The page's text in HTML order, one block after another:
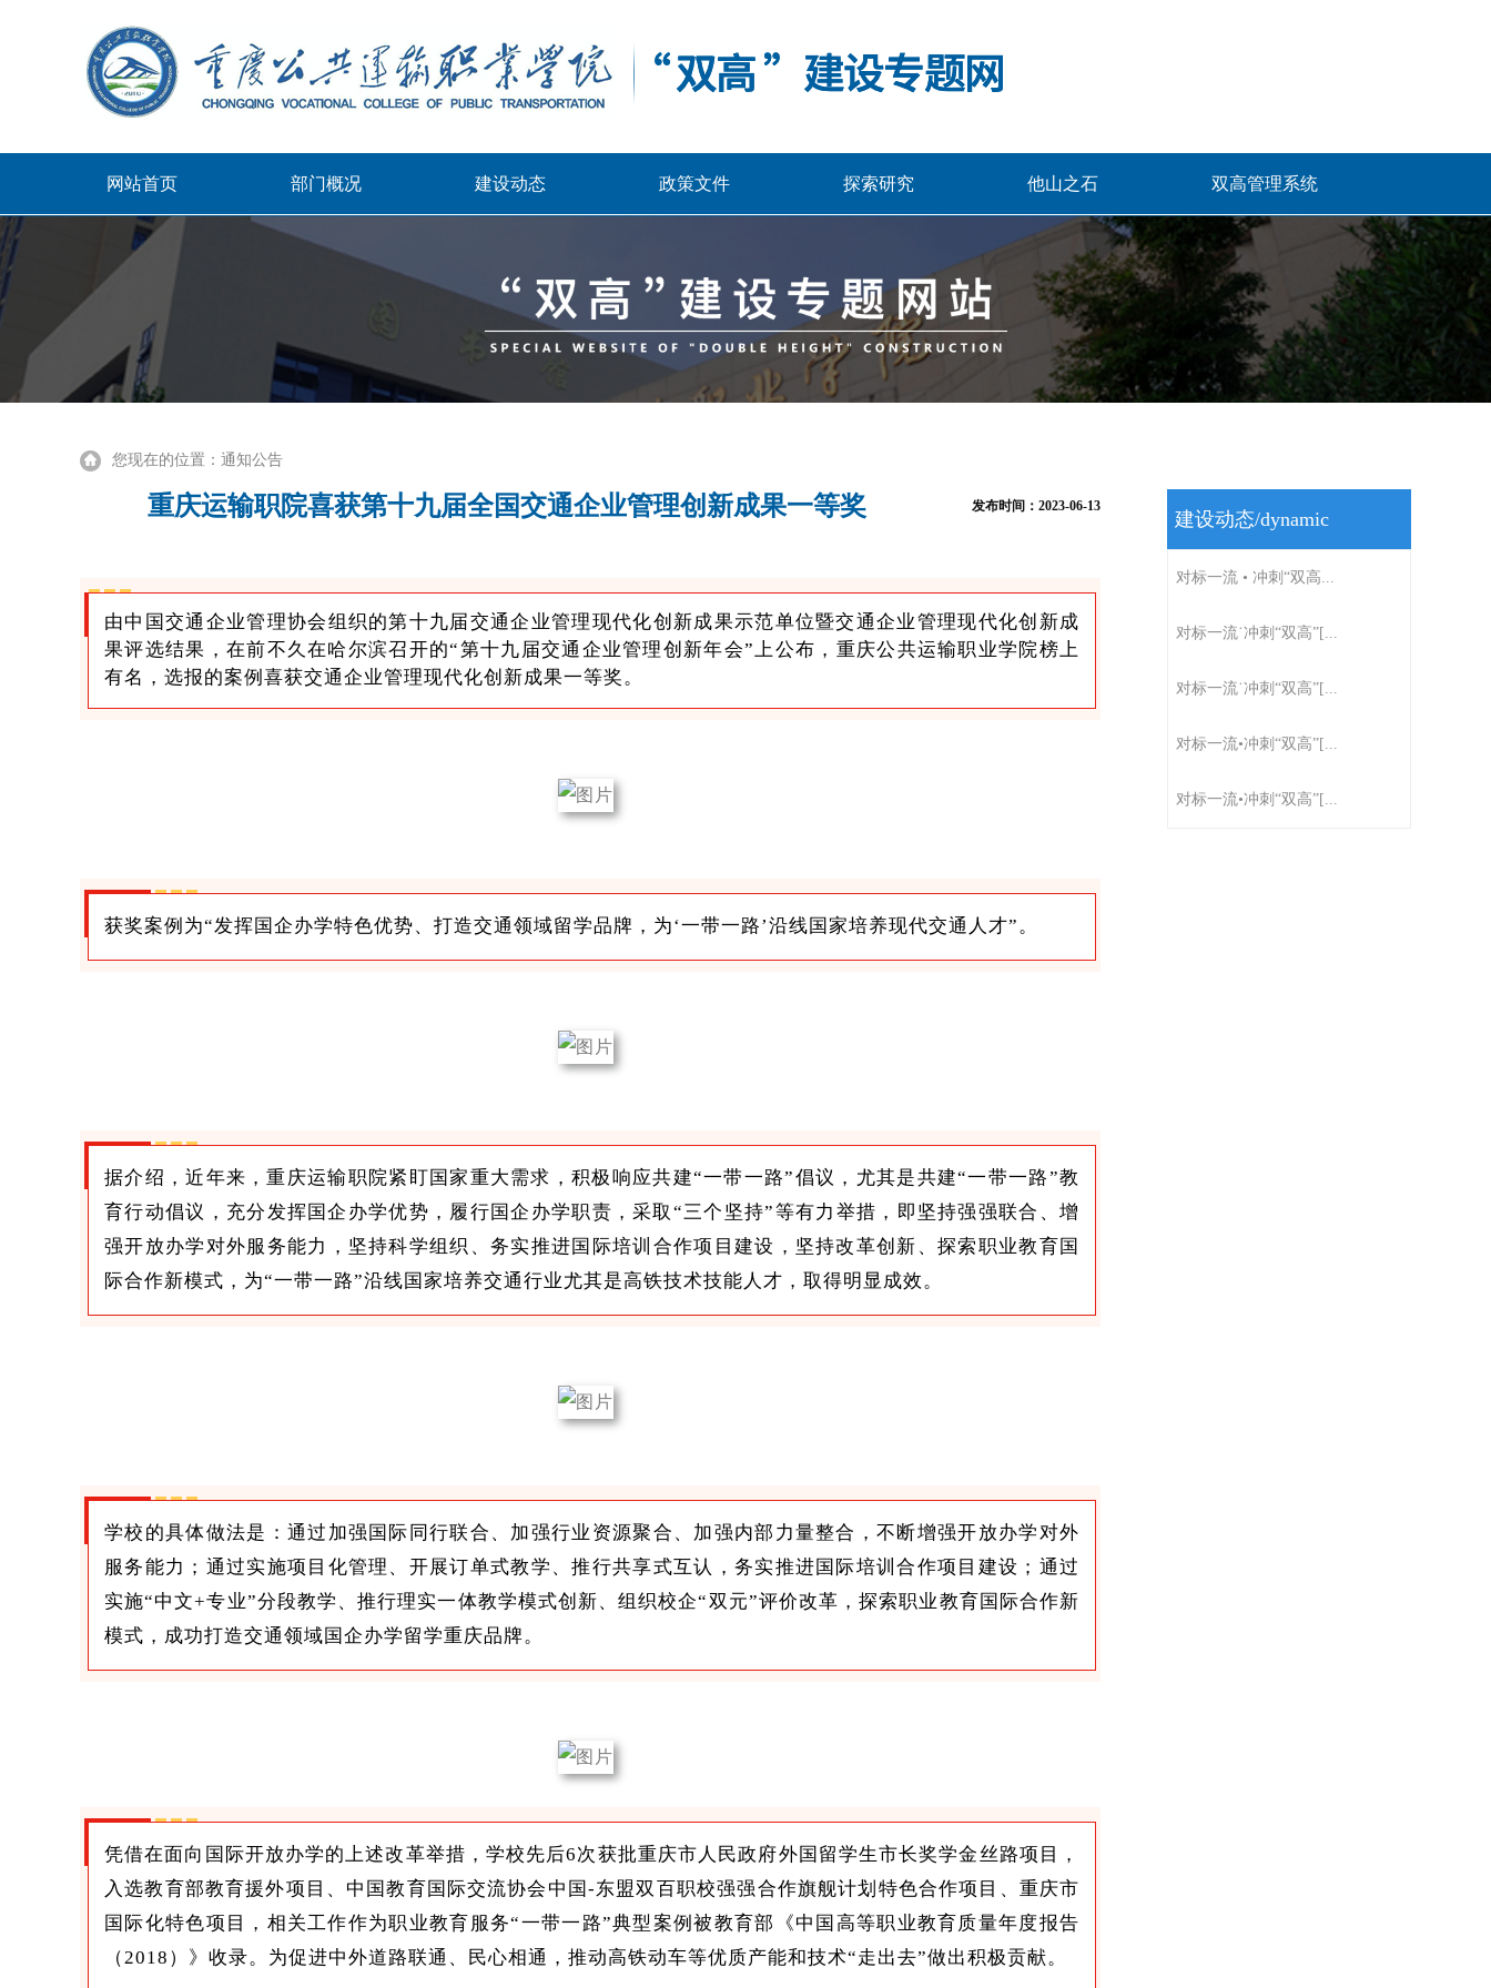
网站首页 部门概况 建设动态 政策文件 探索研究 他山之石 双高管理系统
您现在的位置： 通知公告
重庆运输职院喜获第十九届全国交通企业管理创新成果一等奖 发布时间：2023-06-13
由中国交通企业管理协会组织的第十九届交通企业管理现代化创新成果示范单位暨交通企业管理现代化创新成
果评选结果，在前不久在哈尔滨召开的“第十九届交通企业管理创新年会”上公布，重庆公共运输职业学院榜上
有名，选报的案例喜获交通企业管理现代化创新成果一等奖。
获奖案例为“发挥国企办学特色优势、打造交通领域留学品牌，为‘一带一路’沿线国家培养现代交通人才”。
据介绍，近年来，重庆运输职院紧盯国家重大需求，积极响应共建“一带一路”倡议，尤其是共建“一带一路”教
育行动倡议，充分发挥国企办学优势，履行国企办学职责，采取“三个坚持”等有力举措，即坚持强强联合、增
强开放办学对外服务能力，坚持科学组织、务实推进国际培训合作项目建设，坚持改革创新、探索职业教育国
际合作新模式，为“一带一路”沿线国家培养交通行业尤其是高铁技术技能人才，取得明显成效。
学校的具体做法是：通过加强国际同行联合、加强行业资源聚合、加强内部力量整合，不断增强开放办学对外
服务能力；通过实施项目化管理、开展订单式教学、推行共享式互认，务实推进国际培训合作项目建设；通过
实施“中文+专业”分段教学、推行理实一体教学模式创新、组织校企“双元”评价改革，探索职业教育国际合作新
模式，成功打造交通领域国企办学留学重庆品牌。
凭借在面向国际开放办学的上述改革举措，学校先后6次获批重庆市人民政府外国留学生市长奖学金丝路项目，
入选教育部教育援外项目、中国教育国际交流协会中国-东盟双百职校强强合作旗舰计划特色合作项目、重庆市
国际化特色项目，相关工作作为职业教育服务“一带一路”典型案例被教育部《中国高等职业教育质量年度报告
（2018）》收录。为促进中外道路联通、民心相通，推动高铁动车等优质产能和技术“走出去”做出积极贡献。
建设动态/dynamic
对标一流 • 冲刺“双高...
对标一流˙冲刺“双高”[...
对标一流˙冲刺“双高”[...
对标一流•冲刺“双高”[...
对标一流•冲刺“双高”[...